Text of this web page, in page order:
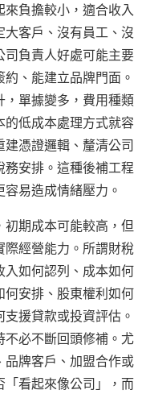
負擔較小，適合收入
客戶、沒有員工、沒
負責人好處可能主要
、能建立品牌門面。
單據變多，費用種類
低成本處理方式就容
憑證邏輯、釐清公司
安排。這種後補工程
易造成情緒壓力。
期成本可能較高，但
經營能力。所謂財稅
如何認列、成本如何
安排、股東權利如何
援貸款或投資評估。
必不斷回頭修補。尤
牌客戶、加盟合作或
看起來像公司」，而